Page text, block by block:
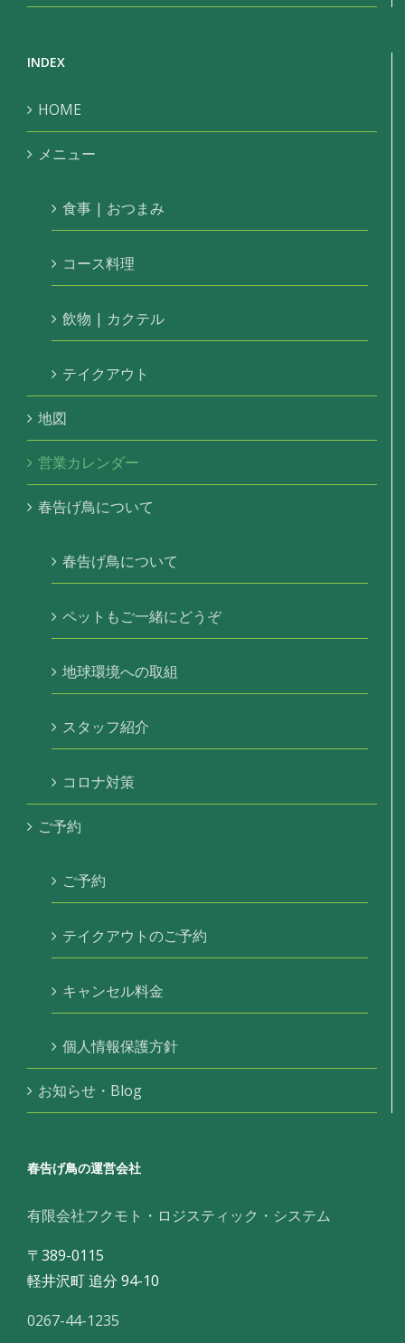
INDEX
HOME
メニュー
食事 | おつまみ
コース料理
飲物 | カクテル
テイクアウト
地図
営業カレンダー
春告げ鳥について
春告げ鳥について
ペットもご一緒にどうぞ
地球環境への取組
スタッフ紹介
コロナ対策
ご予約
ご予約
テイクアウトのご予約
キャンセル料金
個人情報保護方針
お知らせ・Blog
春告げ鳥の運営会社
有限会社フクモト・ロジスティック・システム
〒389-0115
軽井沢町 追分 94-10
0267-44-1235